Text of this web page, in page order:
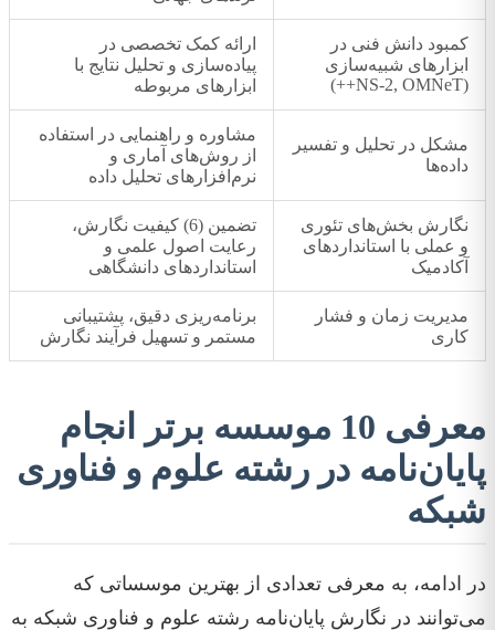
کمبود دانش فنی در
ابزارهای شبیه‌سازی
(NS-2, OMNeT++)
ارائه کمک تخصصی در
پیاده‌سازی و تحلیل نتایج با
ابزارهای مربوطه
مشکل در تحلیل و تفسیر
داده‌ها
مشاوره و راهنمایی در استفاده
از روش‌های آماری و
نرم‌افزارهای تحلیل داده
نگارش بخش‌های تئوری
و عملی با استانداردهای
آکادمیک
تضمین (6) کیفیت نگارش،
رعایت اصول علمی و
استانداردهای دانشگاهی
مدیریت زمان و فشار
کاری
برنامه‌ریزی دقیق، پشتیبانی
مستمر و تسهیل فرآیند نگارش
معرفی 10 موسسه برتر انجام
پایان‌نامه در رشته علوم و فناوری
شبکه
در ادامه، به معرفی تعدادی از بهترین موسساتی که
می‌توانند در نگارش پایان‌نامه رشته علوم و فناوری شبکه به